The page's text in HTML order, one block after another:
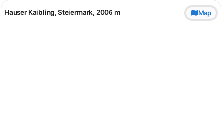
Hauser Kaibling, Steiermark, 2006 m Map